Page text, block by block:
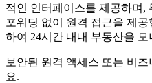
적인 인터페이스를 제공하며,
포워딩 없이 원격 접근을 제
하여 24시간 내내 부동산을
보안된 원격 액세스 또는 비
요.